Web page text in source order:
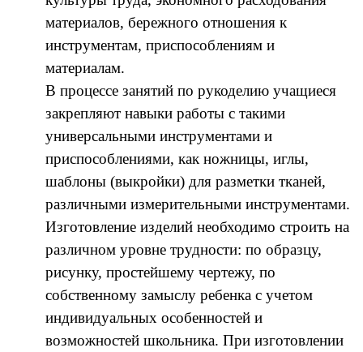
материалов, бережного отношения к
инструментам, приспособлениям и
материалам.
В процессе занятий по рукоделию учащиеся
закрепляют навыки работы с такими
универсальными инструментами и
приспособлениями, как ножницы, иглы,
шаблоны (выкройки) для разметки тканей,
различными измерительными инструментами.
Изготовление изделий необходимо строить на
различном уровне трудности: по образцу,
рисунку, простейшему чертежу, по
собственному замыслу ребенка с учетом
индивидуальных особенностей и
возможностей школьника. При изготовлении